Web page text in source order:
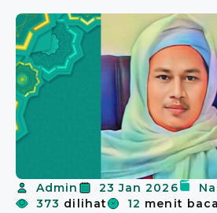
Admin 23 Jan 2026
373 dilihat 12 menit baca